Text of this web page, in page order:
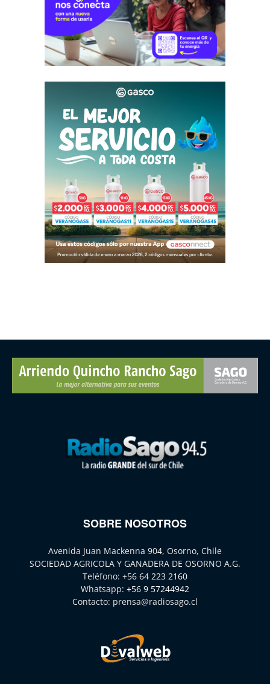
SOBRE NOSOTROS
Avenida Juan Mackenna 904, Osorno, Chile
SOCIEDAD AGRICOLA Y GANADERA DE OSORNO A.G.
Teléfono: +56 64 223 2160
Whatsapp: +56 9 57244942
Contacto: prensa@radiosago.cl